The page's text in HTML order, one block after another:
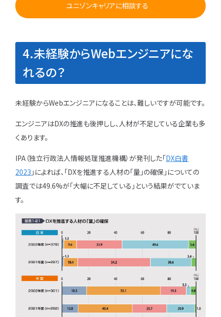
ユニゾンキャリアに相談する
4.未経験からWebエンジニアにな
れるの？
未経験からWebエンジニアになることは、難しいですが可能です。
エンジニアはDXの推進も後押しし、人材が不足している企業も多
くあります。
IPA（独立行政法人情報処理推進機構）が発刊した「DX白書
2023 」によれば、「DXを推進する人材の「量」の確保」についての
調査では49.6%が「大幅に不足している」という結果がでていま
す。